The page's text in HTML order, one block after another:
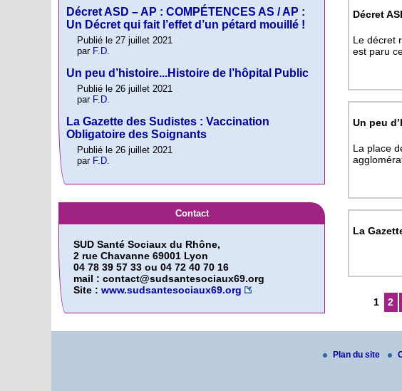
Décret
Le décret
est paru
Un peu
La place
La
1 2
Décret ASD – AP : COMPÉTENCES AS / AP :
Un Décret qui fait l’effet d’un pétard mouillé !
Publié le 27 juillet 2021
par F.D.
Un peu d’histoire...Histoire de l’hôpital Public
Publié le 26 juillet 2021
par F.D.
La Gazette des Sudistes : Vaccination
Obligatoire des Soignants
Publié le 26 juillet 2021
par F.D.
Contact
SUD Santé Sociaux du Rhône,
2 rue Chavanne 69001 Lyon
04 78 39 57 33 ou 04 72 40 70 16
mail : contact@sudsantesociaux69.org
Site : www.sudsantesociaux69.org
Plan du site